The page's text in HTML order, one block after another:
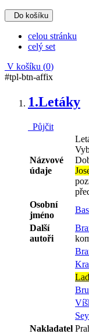
Do košíku
celou stránku
celý set
V košíku (0)
#tpl-btn-affix
1.Letáky
Půjčit
Názvové
údaje
Osobní
jméno
Další
autoři
Nakladatel